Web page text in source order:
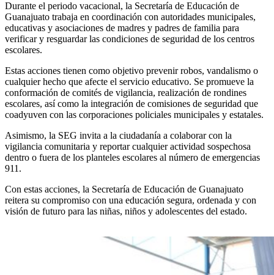
Durante el periodo vacacional, la Secretaría de Educación de
Guanajuato trabaja en coordinación con autoridades municipales,
educativas y asociaciones de madres y padres de familia para
verificar y resguardar las condiciones de seguridad de los centros
escolares.
Estas acciones tienen como objetivo prevenir robos, vandalismo o
cualquier hecho que afecte el servicio educativo. Se promueve la
conformación de comités de vigilancia, realización de rondines
escolares, así como la integración de comisiones de seguridad que
coadyuven con las corporaciones policiales municipales y estatales.
Asimismo, la SEG invita a la ciudadanía a colaborar con la
vigilancia comunitaria y reportar cualquier actividad sospechosa
dentro o fuera de los planteles escolares al número de emergencias
911.
Con estas acciones, la Secretaría de Educación de Guanajuato
reitera su compromiso con una educación segura, ordenada y con
visión de futuro para las niñas, niños y adolescentes del estado.